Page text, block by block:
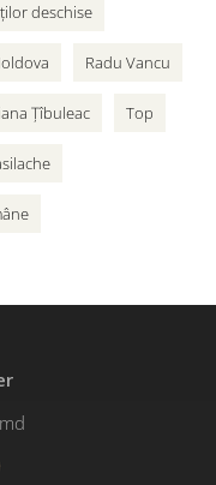
deschise
Radu Vancu
Țîbuleac Top